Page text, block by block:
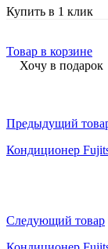
Купить в 1 клик
Товар в корзине
Хочу в подарок
Предыдущий
Кондиционер
Следующий товар